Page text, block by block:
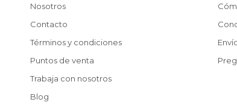
Nosotros
Contacto
Términos y condiciones
Puntos de venta
Trabaja con nosotros
Blog